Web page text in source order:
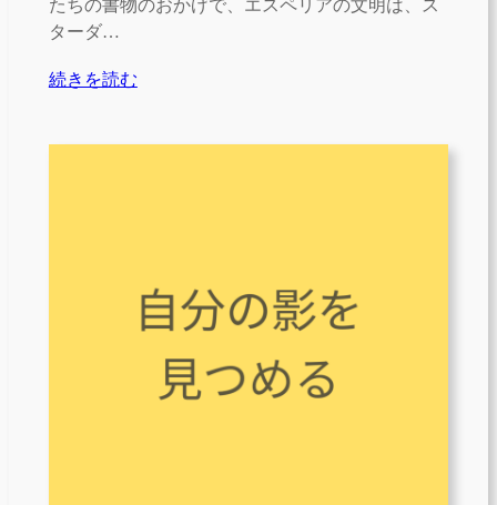
たちの書物のおかげで、エスペリアの文明は、ス
ターダ…
続きを読む